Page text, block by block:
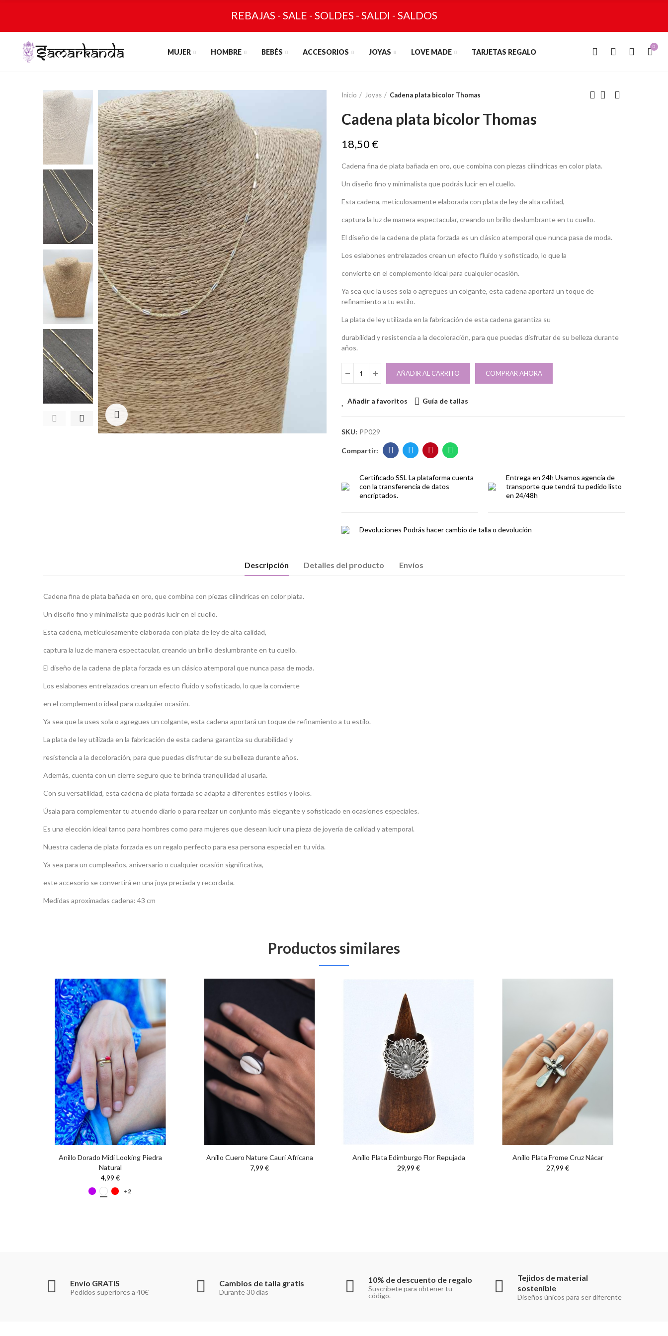
REBAJAS - SALE - SOLDES - SALDI - SALDOS
MUJER HOMBRE BEBÉS ACCESORIOS JOYAS LOVE MADE TARJETAS REGALO
0
Ampliar
Inicio Joyas Cadena plata bicolor Thomas
Cadena plata bicolor Thomas
18,50 €
Cadena fina de plata bañada en oro, que combina con piezas cilindricas en color plata.
Un diseño fino y minimalista que podrás lucir en el cuello.
Esta cadena, meticulosamente elaborada con plata de ley de alta calidad,
captura la luz de manera espectacular, creando un brillo deslumbrante en tu cuello.
El diseño de la cadena de plata forzada es un clásico atemporal que nunca pasa de moda.
Los eslabones entrelazados crean un efecto fluido y sofisticado, lo que la
convierte en el complemento ideal para cualquier ocasión.
Ya sea que la uses sola o agregues un colgante, esta cadena aportará un toque de
refinamiento a tu estilo.
La plata de ley utilizada en la fabricación de esta cadena garantiza su
durabilidad y resistencia a la decoloración, para que puedas disfrutar de su belleza durante
años.
AÑADIR AL CARRITO COMPRAR AHORA
Añadir a favoritos Guía de tallas
SKU: PP029
Certificado SSL La plataforma cuenta
con la transferencia de datos
encriptados.
Entrega en 24h Usamos agencia de
transporte que tendrá tu pedido listo
en 24/48h
Devoluciones Podrás hacer cambio de talla o devolución
Descripción Detalles del producto Envíos
Cadena fina de plata bañada en oro, que combina con piezas cilindricas en color plata.
Un diseño fino y minimalista que podrás lucir en el cuello.
Esta cadena, meticulosamente elaborada con plata de ley de alta calidad,
captura la luz de manera espectacular, creando un brillo deslumbrante en tu cuello.
El diseño de la cadena de plata forzada es un clásico atemporal que nunca pasa de moda.
Los eslabones entrelazados crean un efecto fluido y sofisticado, lo que la convierte
en el complemento ideal para cualquier ocasión.
Ya sea que la uses sola o agregues un colgante, esta cadena aportará un toque de refinamiento a tu estilo.
La plata de ley utilizada en la fabricación de esta cadena garantiza su durabilidad y
resistencia a la decoloración, para que puedas disfrutar de su belleza durante años.
Además, cuenta con un cierre seguro que te brinda tranquilidad al usarla.
Con su versatilidad, esta cadena de plata forzada se adapta a diferentes estilos y looks.
Úsala para complementar tu atuendo diario o para realzar un conjunto más elegante y sofisticado en ocasiones especiales.
Es una elección ideal tanto para hombres como para mujeres que desean lucir una pieza de joyería de calidad y atemporal.
Nuestra cadena de plata forzada es un regalo perfecto para esa persona especial en tu vida.
Ya sea para un cumpleaños, aniversario o cualquier ocasión significativa,
este accesorio se convertirá en una joya preciada y recordada.
Medidas aproximadas cadena: 43 cm
Productos similares
Anillo Dorado Midi Looking Piedra
Natural
4,99 €
+2
Anillo Cuero Nature Cauri Africana
7,99 €
Anillo Plata Edimburgo Flor Repujada
29,99 €
Anillo Plata Frome Cruz Nácar
27,99 €
Envío GRATIS
Pedidos superiores a 40€
Cambios de talla gratis
Durante 30 días
10% de descuento de regalo
Suscríbete para obtener tu
código.
Tejidos de material
sostenible
Diseños únicos para ser diferente